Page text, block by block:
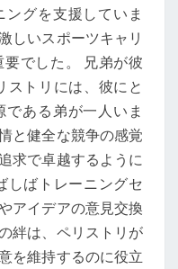
グを支援していま
しいスポーツキャリ
でした。 兄弟が彼
ストリには、彼にと
ある弟が一人いま
と健全な競争の感覚
求で卓越するように
しばトレーニングセ
アイデアの意見交換
絆は、ペリストリが
を維持するのに役立